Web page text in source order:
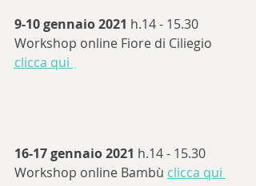
9-10 gennaio 2021 h.14 - 15.30
Workshop online Fiore di Ciliegio
clicca qui
16-17 gennaio 2021 h.14 - 15.30
Workshop online Bambù clicca qui